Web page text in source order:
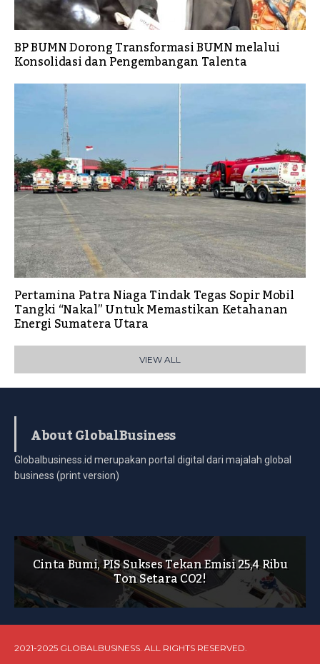
BP BUMN Dorong Transformasi BUMN melalui
Konsolidasi dan Pengembangan Talenta
Pertamina Patra Niaga Tindak Tegas Sopir Mobil
Tangki “Nakal” Untuk Memastikan Ketahanan
Energi Sumatera Utara
VIEW ALL
About GlobalBusiness
Globalbusiness.id merupakan portal digital dari majalah global
business (print version)
Cinta Bumi, PIS Sukses Tekan Emisi 25,4 Ribu
Ton Setara CO2!
2021-2025 GLOBALBUSINESS. ALL RIGHTS RESERVED.